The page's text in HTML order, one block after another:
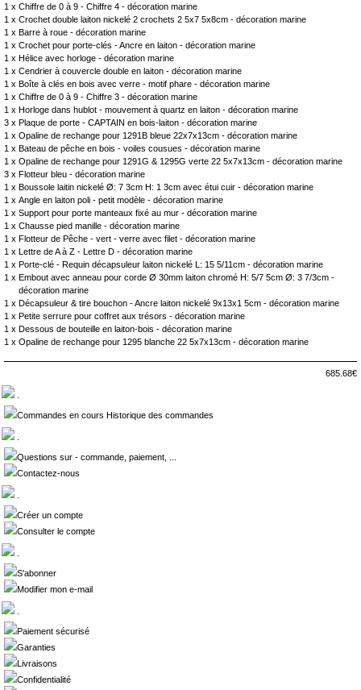
1 x Chiffre de 0 à 9 - Chiffre 4 - décoration marine
1 x Crochet double laiton nickelé 2 crochets 2 5x7 5x8cm - décoration marine
1 x Barre à roue - décoration marine
1 x Crochet pour porte-clés - Ancre en laiton - décoration marine
1 x Hélice avec horloge - décoration marine
1 x Cendrier à couvercle double en laiton - décoration marine
1 x Boîte à clés en bois avec verre - motif phare - décoration marine
1 x Chiffre de 0 à 9 - Chiffre 3 - décoration marine
1 x Horloge dans hublot - mouvement à quartz en laiton - décoration marine
3 x Plaque de porte - CAPTAIN en bois-laiton - décoration marine
1 x Opaline de rechange pour 1291B bleue 22x7x13cm - décoration marine
1 x Bateau de pêche en bois - voiles cousues - décoration marine
1 x Opaline de rechange pour 1291G & 1295G verte 22 5x7x13cm - décoration marine
3 x Flotteur bleu - décoration marine
1 x Boussole laitin nickelé Ø: 7 3cm H: 1 3cm avec étui cuir - décoration marine
1 x Angle en laiton poli - petit modèle - décoration marine
1 x Support pour porte manteaux fixé au mur - décoration marine
1 x Chausse pied manille - décoration marine
1 x Flotteur de Pêche - vert - verre avec filet - décoration marine
1 x
Lettre de A à Z - Lettre D - décoration marine
1 x Porte-clé - Requin décapsuleur laiton nickelé L: 15 5/11cm - décoration marine
1 x Embout avec anneau pour corde Ø 30mm laiton chromé H: 5/7 5cm Ø: 3 7/3cm -
décoration marine
1 x Décapsuleur & tire bouchon - Ancre laiton nickelé 9x13x1 5cm - décoration marine
1 x Petite serrure pour coffret aux trésors - décoration marine
1 x Dessous de bouteille en laiton-bois - décoration marine
1 x Opaline de rechange pour 1295 blanche 22 5x7x13cm - décoration marine
685.68€
Commandes en cours Historique des commandes
Questions sur - commande, paiement, ...
Contactez-nous
Créer un compte
Consulter le compte
S'abonner
Modifier mon e-mail
Paiement sécurisé
Garanties
Livraisons
Confidentialité